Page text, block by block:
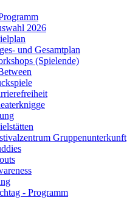
2026
und Gesamtplan
(Spielende)
Gruppenunterkunft
- Programm